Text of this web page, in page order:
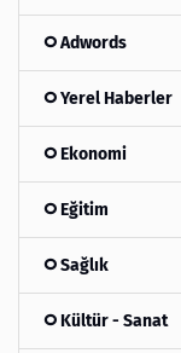
Adwords
Yerel Haberler
Ekonomi
Eğitim
Sağlık
Kültür - Sanat